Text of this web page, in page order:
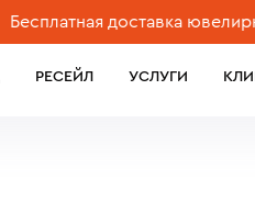
доставка ювелирных
РЕСЕЙЛ УСЛУГИ